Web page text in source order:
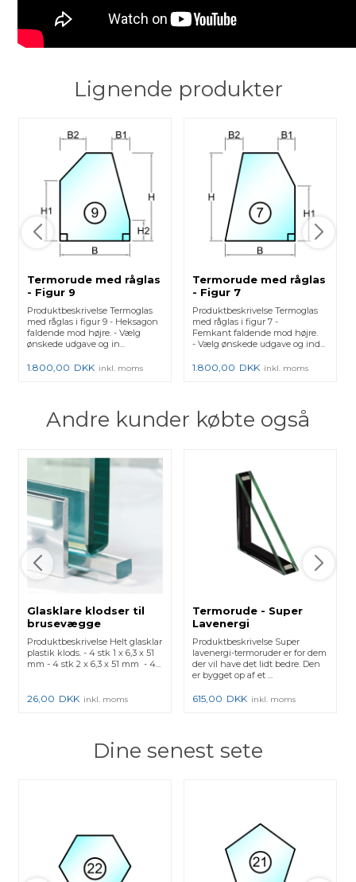
Lignende produkter
Termorude med råglas
- Figur 9
Produktbeskrivelse Termoglas
med råglas i figur 9 - Heksagon
faldende mod højre. - Vælg
ønskede udgave og in...
1.800,00 DKK inkl. moms
Termorude med råglas
- Figur 7
Produktbeskrivelse Termoglas
med råglas i figur 7 -
Femkant faldende mod højre.
- Vælg ønskede udgave og ind...
1.800,00 DKK inkl. moms
Andre kunder købte også
Glasklare klodser til
brusevægge
Produktbeskrivelse Helt glasklar
plastik klods. - 4 stk 1 x 6,3 x 51
mm - 4 stk 2 x 6,3 x 51 mm - 4...
26,00 DKK inkl. moms
Termorude - Super
Lavenergi
Produktbeskrivelse Super
lavenergi-termoruder er for dem
der vil have det lidt bedre. Den
er bygget op af et ...
615,00 DKK inkl. moms
Dine senest sete